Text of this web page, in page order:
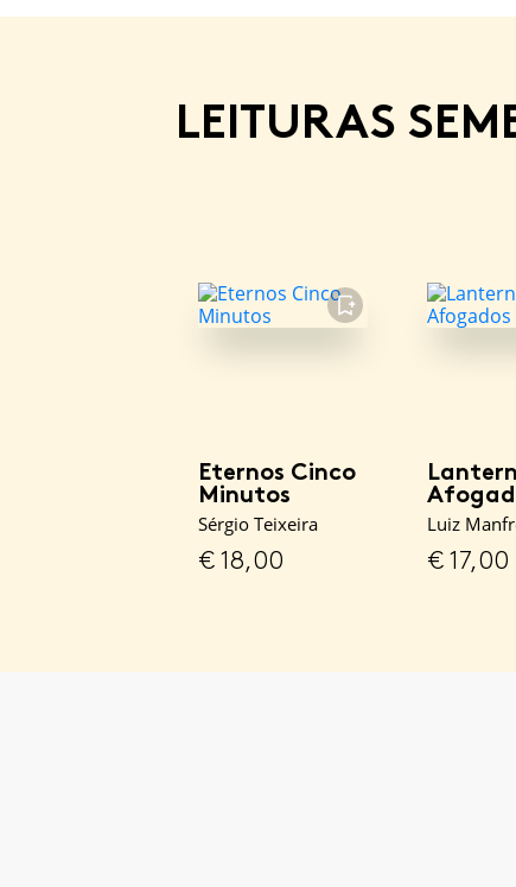
LEITURAS
FAVORITO
Eternos Cinco
Minutos
Sérgio Teixeira
€18,00
Luiz
€17,00